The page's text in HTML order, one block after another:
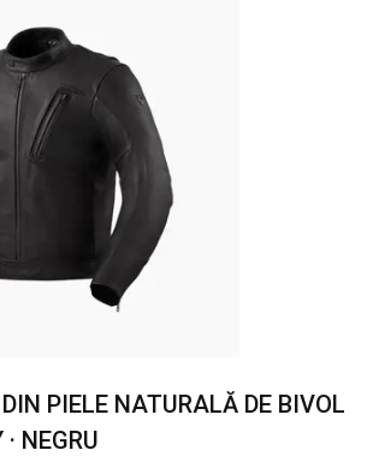
PIELE NATURALĂ DE BIVOL
NEGRU